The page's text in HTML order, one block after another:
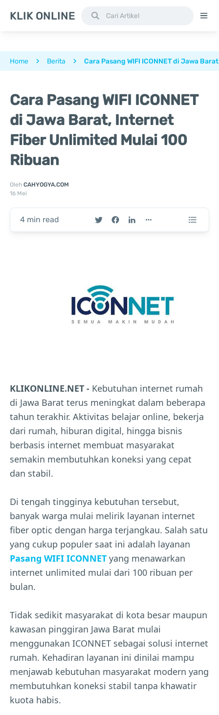
KLIK ONLINE
Home Berita Cara Pasang WIFI ICONNET di Jawa
Cara Pasang WIFI ICONNET
di Jawa Barat, Internet
Fiber Unlimited Mulai 100
Ribuan
Oleh CAHYOGYA.COM
16 Mei
4 min read
KLIKONLINE.NET - Kebutuhan internet rumah
di Jawa Barat terus meningkat dalam beberapa
tahun terakhir. Aktivitas belajar online, bekerja
dari rumah, hiburan digital, hingga bisnis
berbasis internet membuat masyarakat
semakin membutuhkan koneksi yang cepat
dan stabil.
Di tengah tingginya kebutuhan tersebut,
banyak warga mulai melirik layanan internet
fiber optic dengan harga terjangkau. Salah satu
yang cukup populer saat ini adalah layanan
Pasang WIFI ICONNET yang menawarkan
internet unlimited mulai dari 100 ribuan per
bulan.
Tidak sedikit masyarakat di kota besar maupun
kawasan pinggiran Jawa Barat mulai
menggunakan ICONNET sebagai solusi internet
rumah. Kehadiran layanan ini dinilai mampu
menjawab kebutuhan masyarakat modern yang
membutuhkan koneksi stabil tanpa khawatir
kuota habis.